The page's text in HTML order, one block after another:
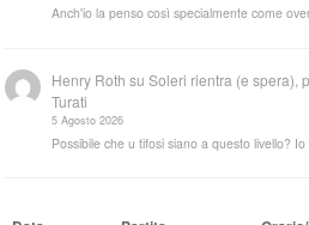
Anch'io la penso così specialmente come
Henry Roth suSoleri rientra (e spera),
Turati
5 Agosto 2026
Possibile che u tifosi siano a questo livello? Io